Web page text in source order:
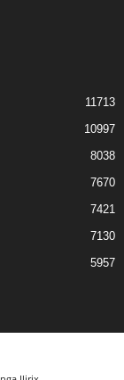
11713
10997
8038
7670
7421
7130
5957